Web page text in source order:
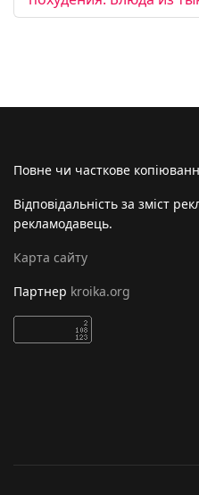
Повне чи часткове
Відповідальність за зміст
рекламодавець.
Карта сайту
Партнер kroika.org